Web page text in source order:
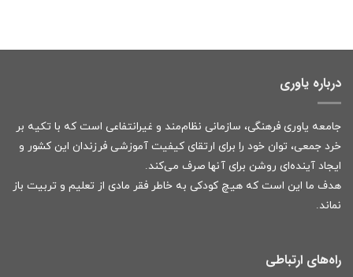
درباره یاوری
جامعه یاوری فرهنگی، سازمانی نظام‌مند و غیرانتفاعی است که با تکیه بر
خرد جمعی، توان خود را برای ارتقای کیفیت آموزشی فرزندان این کشور و
ایجاد آینده‌ای روشن برای آنها صرف می‌کند.
هدف ما این است که هیچ کودکی به خاطر فقر مادی از تعلیم و تربیت باز
نماند.
راه‌های ارتباطی